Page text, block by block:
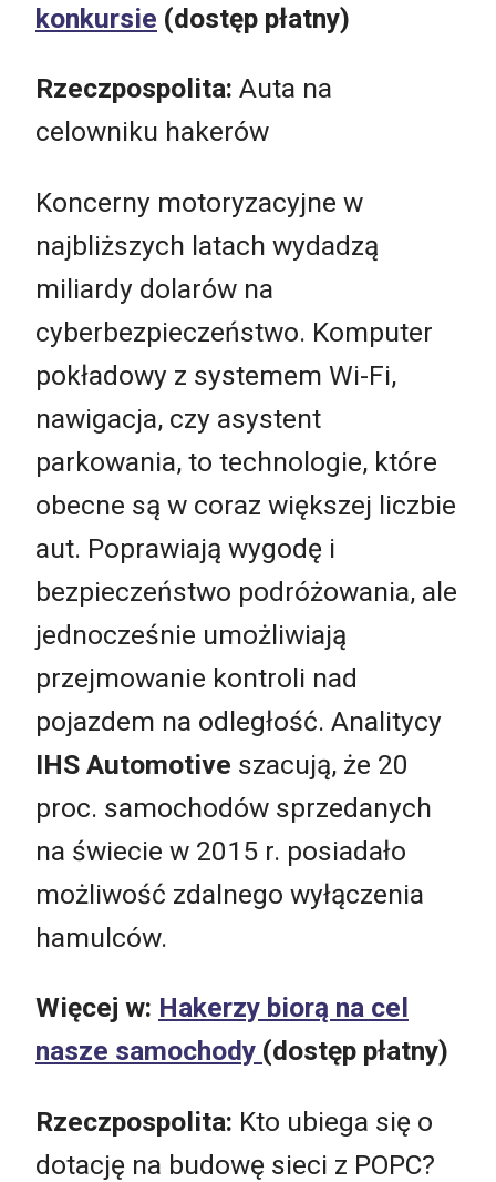
konkursie (dostęp płatny)
Rzeczpospolita: Auta na
celowniku hakerów
Koncerny motoryzacyjne w
najbliższych latach wydadzą
miliardy dolarów na
cyberbezpieczeństwo. Komputer
pokładowy z systemem Wi-Fi,
nawigacja, czy asystent
parkowania, to technologie, które
obecne są w coraz większej liczbie
aut. Poprawiają wygodę i
bezpieczeństwo podróżowania, ale
jednocześnie umożliwiają
przejmowanie kontroli nad
pojazdem na odległość. Analitycy
IHS Automotive szacują, że 20
proc. samochodów sprzedanych
na świecie w 2015 r. posiadało
możliwość zdalnego wyłączenia
hamulców.
Więcej w: Hakerzy biorą na cel
nasze samochody (dostęp płatny)
Rzeczpospolita: Kto ubiega się o
dotację na budowę sieci z POPC?